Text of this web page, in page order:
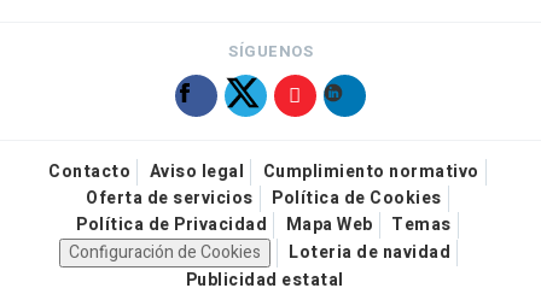
SÍGUENOS
Contacto Aviso legal
Cumplimiento normativo
Oferta de servicios
Política de Cookies
Política de Privacidad
Mapa Web
Temas
Configuración de Cookies
Loteria de navidad
Publicidad estatal